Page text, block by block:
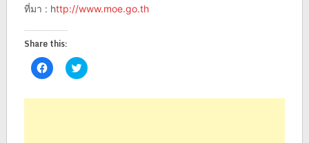
ที่มา : http://www.moe.go.th
Share this:
Click
to
Facebook
Click
to
Twitter